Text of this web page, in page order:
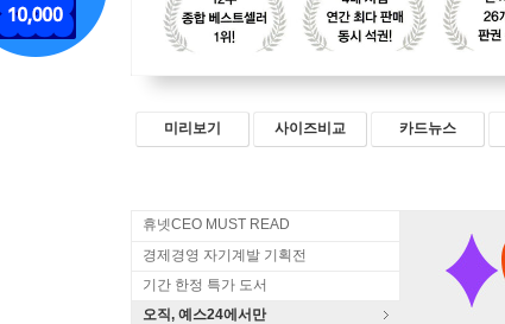
미리보기 사이즈비교 카드뉴스
휴넷CEO MUST READ
경제경영 자기계발 기획전
기간 한정 특가 도서
오직, 예스24에서만